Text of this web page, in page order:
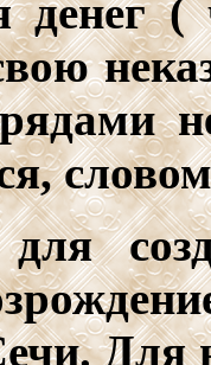
денег
Для